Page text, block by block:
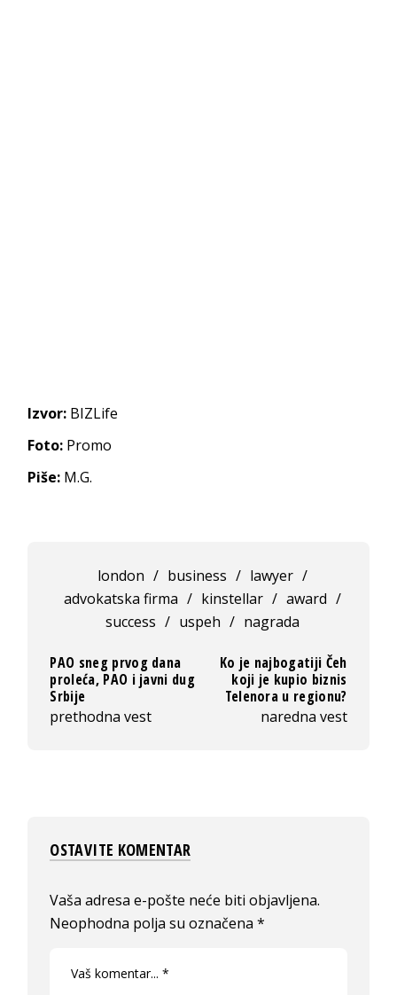
Izvor: BIZLife
Foto: Promo
Piše: M.G.
london / business / lawyer /
advokatska firma / kinstellar / award /
success / uspeh / nagrada
PAO sneg prvog dana
proleća, PAO i javni dug
Srbije
prethodna vest
Ko je najbogatiji Čeh
koji je kupio biznis
Telenora u regionu?
naredna vest
OSTAVITE KOMENTAR
Vaša adresa e-pošte neće biti objavljena.
Neophodna polja su označena*